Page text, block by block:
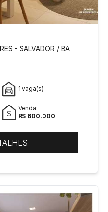
- SALVADOR / BA
1 vaga(s)
Venda:
R$ 600.000